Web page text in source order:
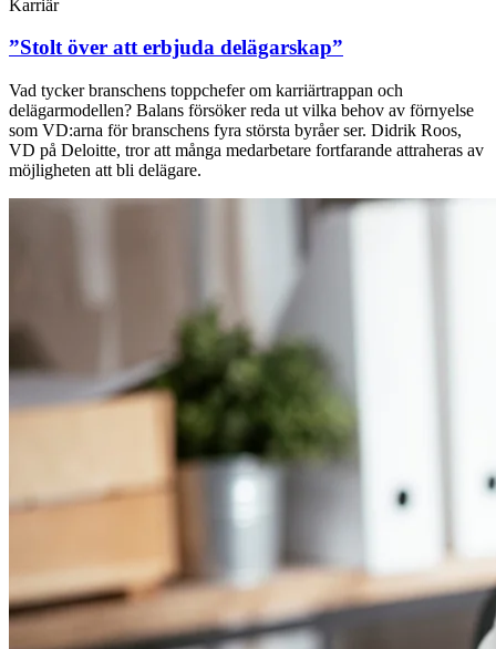
Karriär
”Stolt över att erbjuda delägarskap”
Vad tycker branschens toppchefer om karriärtrappan och
delägarmodellen? Balans försöker reda ut vilka behov av förnyelse
som VD:arna för branschens fyra största byråer ser. Didrik Roos,
VD på Deloitte, tror att många medarbetare fortfarande attraheras av
möjligheten att bli delägare.